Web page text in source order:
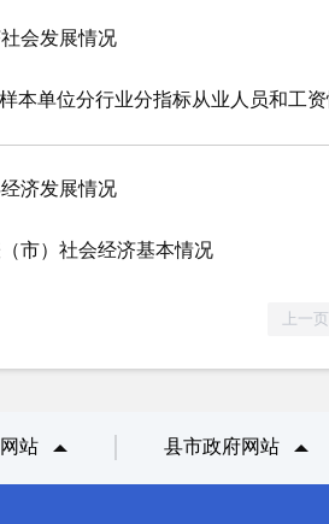
会发展情况
本单位分行业分指标从业人员和工资
济发展情况
市）社会经济基本情况
上一页
站 县市政府网站